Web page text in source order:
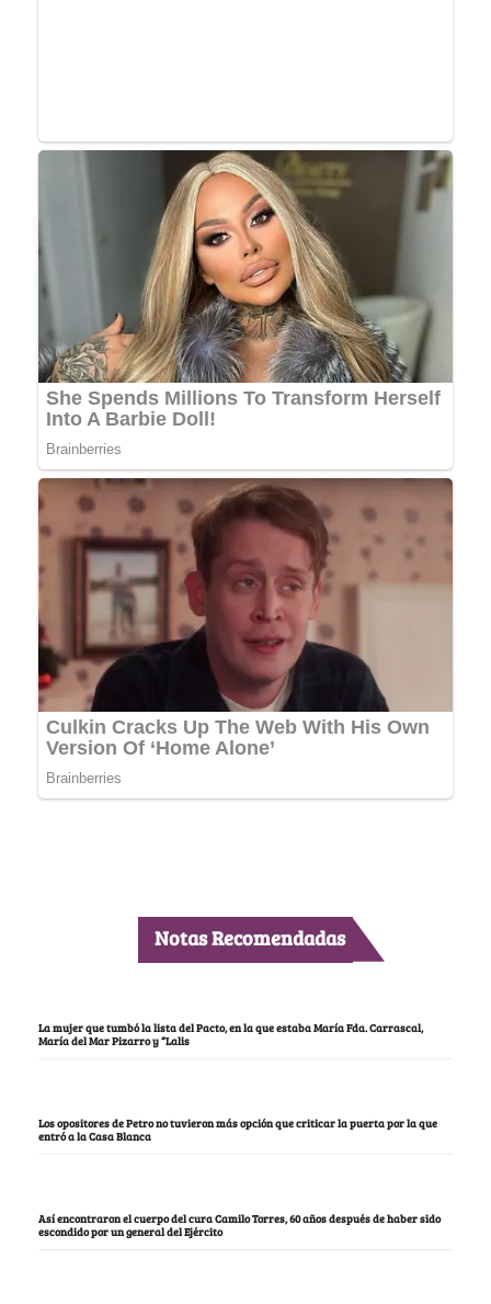
Notas Recomendadas
La mujer que tumbó la lista del Pacto, en la que estaba María Fda. Carrascal,
María del Mar Pizarro y “Lalis
Los opositores de Petro no tuvieron más opción que criticar la puerta por la que
entró a la Casa Blanca
Así encontraron el cuerpo del cura Camilo Torres, 60 años después de haber sido
escondido por un general del Ejército